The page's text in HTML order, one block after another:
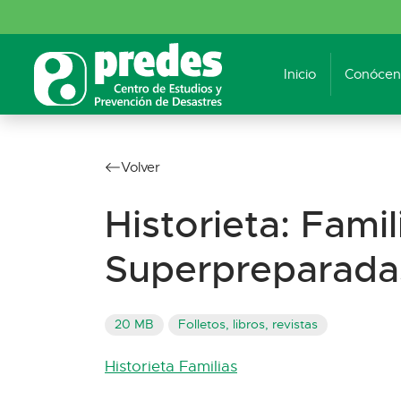
Inicio
Volver
Historieta:
20 MB Folletos, libros, revistas
Historieta Familias